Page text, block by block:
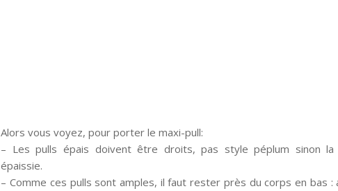
Alors vous voyez, pour porter le maxi-pull:
– Les pulls épais doivent être droits, pas style péplum sinon
épaissie.
– Comme ces pulls sont amples, il faut rester près du corps en bas :